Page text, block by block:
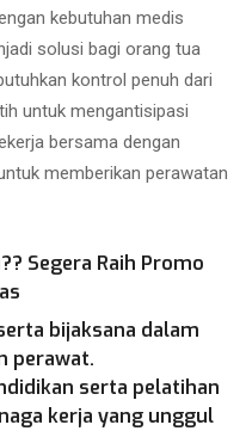
kebutuhan medis
solusi bagi orang tua
kontrol penuh dari
untuk mengantisipasi
bersama dengan
memberikan perawatan
Segera Raih Promo
bijaksana dalam
perawat.
serta pelatihan
kerja yang unggul